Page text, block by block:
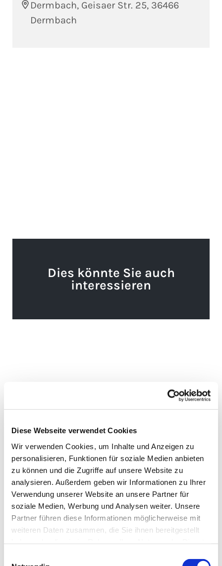
Diese Webseite verwendet Cookies
Wir verwenden Cookies, um Inhalte und Anzeigen zu
personalisieren, Funktionen für soziale Medien anbieten
zu können und die Zugriffe auf unsere Website zu
analysieren. Außerdem geben wir Informationen zu Ihrer
Verwendung unserer Website an unsere Partner für
soziale Medien, Werbung und Analysen weiter. Unsere
Partner führen diese Informationen möglicherweise mit
weiteren Daten zusammen, die Sie ihnen bereitgestellt
Dermbach, Geisaer Str. 25, 36466
Dermbach
Dies könnte Sie auch
interessieren